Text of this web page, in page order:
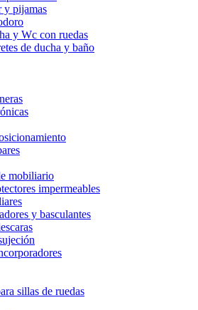
y pijamas
y Wc con ruedas
de ducha y baño
mobiliario
impermeables
y basculantes
sillas de ruedas